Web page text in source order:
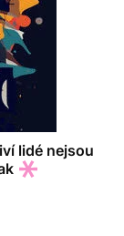
lidé nejsou